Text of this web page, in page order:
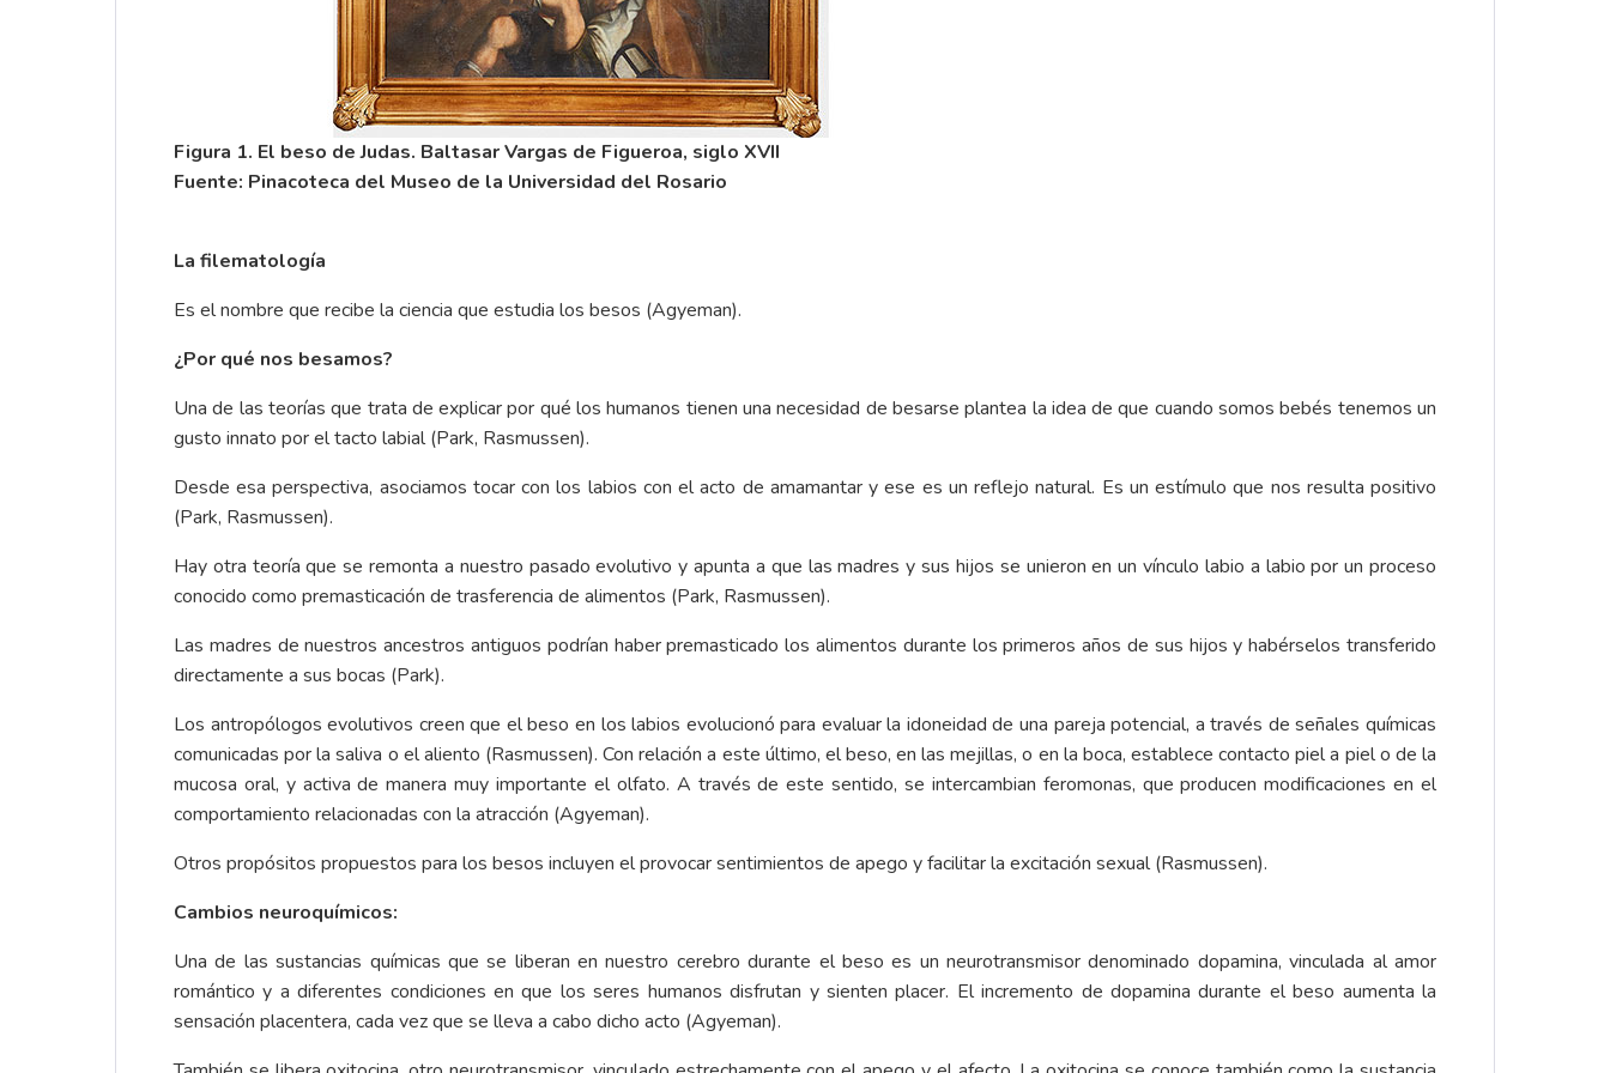
Figura 1. El beso de Judas. Baltasar Vargas de Figueroa, siglo XVII
Fuente: Pinacoteca del Museo de la Universidad del Rosario
La filematología
Es el nombre que recibe la ciencia que estudia los besos (Agyeman).
¿Por qué nos besamos?
Una de las teorías que trata de explicar por qué los humanos tienen una necesidad de besarse plantea la idea de que cuando somos bebés tenemos un
gusto innato por el tacto labial (Park, Rasmussen).
Desde esa perspectiva, asociamos tocar con los labios con el acto de amamantar y ese es un reflejo natural. Es un estímulo que nos resulta positivo
(Park, Rasmussen).
Hay otra teoría que se remonta a nuestro pasado evolutivo y apunta a que las madres y sus hijos se unieron en un vínculo labio a labio por un proceso
conocido como premasticación de trasferencia de alimentos (Park, Rasmussen).
Las madres de nuestros ancestros antiguos podrían haber premasticado los alimentos durante los primeros años de sus hijos y habérselos transferido
directamente a sus bocas (Park).
Los antropólogos evolutivos creen que el beso en los labios evolucionó para evaluar la idoneidad de una pareja potencial, a través de señales químicas
comunicadas por la saliva o el aliento (Rasmussen). Con relación a este último, el beso, en las mejillas, o en la boca, establece contacto piel a piel o de la
mucosa oral, y activa de manera muy importante el olfato. A través de este sentido, se intercambian feromonas, que producen modificaciones en el
comportamiento relacionadas con la atracción (Agyeman).
Otros propósitos propuestos para los besos incluyen el provocar sentimientos de apego y facilitar la excitación sexual (Rasmussen).
Cambios neuroquímicos:
Una de las sustancias químicas que se liberan en nuestro cerebro durante el beso es un neurotransmisor denominado dopamina, vinculada al amor
romántico y a diferentes condiciones en que los seres humanos disfrutan y sienten placer. El incremento de dopamina durante el beso aumenta la
sensación placentera, cada vez que se lleva a cabo dicho acto (Agyeman).